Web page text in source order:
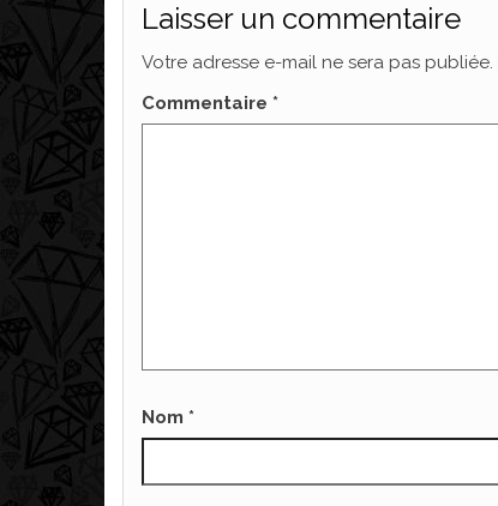
Laisser un commentaire
Votre adresse e-mail ne sera pas publiée.
Commentaire *
Nom *